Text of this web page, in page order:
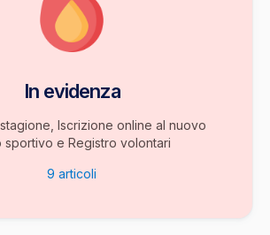
In evidenza
Iscrizione online al nuovo
sportivo e Registro volontari
9 articoli